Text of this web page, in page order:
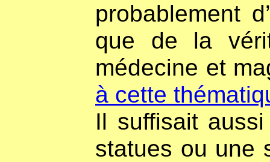
probablement
que de la
médecine et
à cette
Il suffisait
statues ou une